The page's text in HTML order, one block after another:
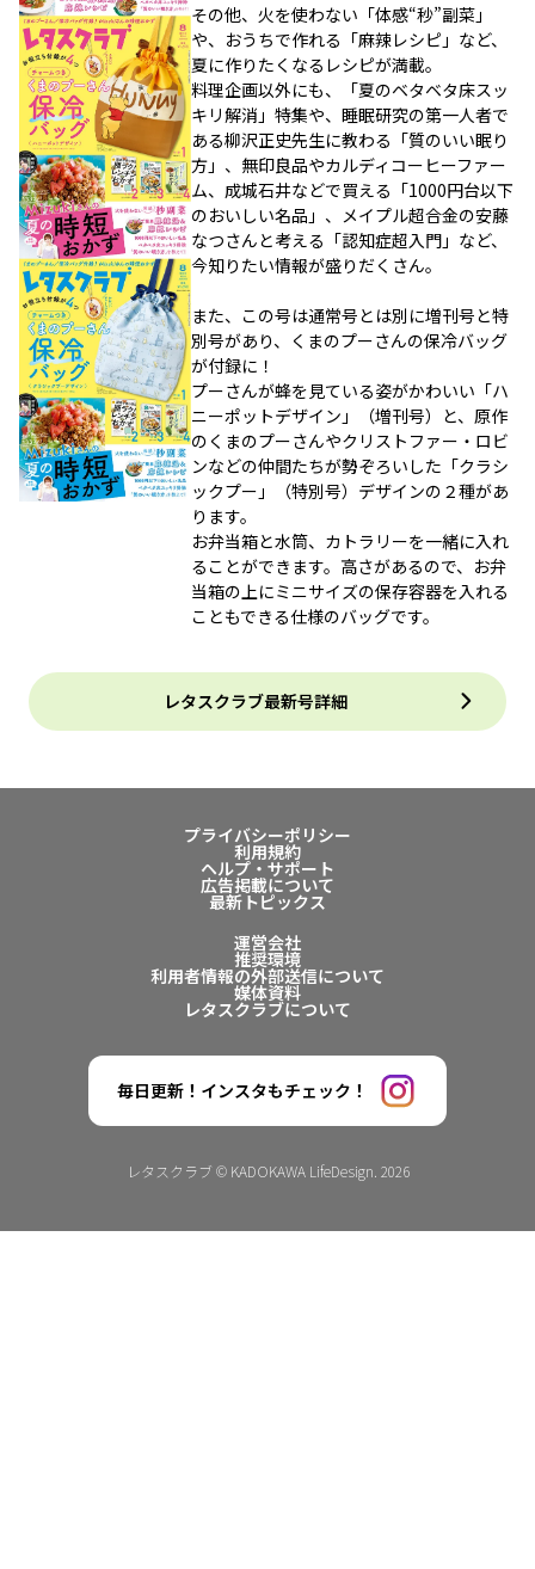
その他、火を使わない「体感“秒”副菜」
や、おうちで作れる「麻辣レシピ」など、
夏に作りたくなるレシピが満載。
料理企画以外にも、「夏のベタベタ床スッ
キリ解消」特集や、睡眠研究の第一人者で
ある柳沢正史先生に教わる「質のいい眠り
方」、無印良品やカルディコーヒーファー
ム、成城石井などで買える「1000円台以下
のおいしい名品」、メイプル超合金の安藤
なつさんと考える「認知症超入門」など、
今知りたい情報が盛りだくさん。
また、この号は通常号とは別に増刊号と特
別号があり、くまのプーさんの保冷バッグ
が付録に！
プーさんが蜂を見ている姿がかわいい「ハ
ニーポットデザイン」（増刊号）と、原作
のくまのプーさんやクリストファー・ロビ
ンなどの仲間たちが勢ぞろいした「クラシ
ックプー」（特別号）デザインの２種があ
ります。
お弁当箱と水筒、カトラリーを一緒に入れ
ることができます。高さがあるので、お弁
当箱の上にミニサイズの保存容器を入れる
こともできる仕様のバッグです。
レタスクラブ最新号詳細
プライバシーポリシー
利用規約
ヘルプ・サポート
広告掲載について
最新トピックス
運営会社
推奨環境
利用者情報の外部送信について
媒体資料
レタスクラブについて
毎日更新！インスタもチェック！
レタスクラブ © KADOKAWA LifeDesign. 2026